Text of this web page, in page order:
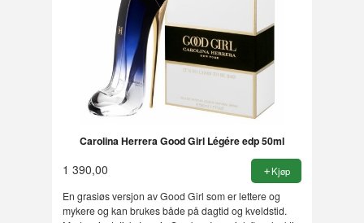
Carolina Herrera Good Girl Légére edp 50ml
1 390,00 Kjøp
En grasiøs versjon av Good Girl som er lettere og
mykere og kan brukes både på dagtid og kveldstid.